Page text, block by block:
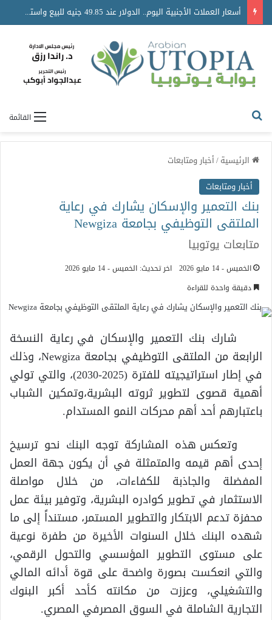
أسعار العملات الأجنبية اليوم.. الدولار عند 49.85 جنيه للبيع واستقرار حركة الصرف
القائمة
الرئيسية/أخبار ومتابعات
أخبار ومتابعات
بنك التعمير والإسكان يشارك في رعاية
الملتقى التوظيفي بجامعة Newgiza
متابعات يوتوبيا
الخميس - 14 مايو 2026
اخر تحديث: الخميس - 14 مايو 2026
دقيقة واحدة للقراءة
شارك بنك التعمير والإسكان في رعاية النسخة
الرابعة من الملتقى التوظيفي بجامعة Newgiza، وذلك
في إطار استراتيجيته
للفترة (2025-2030)، والتي تولي
أهمية قصوى لتطوير ثروته البشرية،وتمكين الشباب
باعتبارهم أحد أهم محركات النمو المستدام.
وتعكس هذه المشاركة توجه البنك نحو ترسيخ
إحدى أهم قيمه والمتمثلة في أن يكون جهة العمل
المفضلة والجاذبة للكفاءات، من خلال مواصلة
الاستثمار في تطوير كوادره البشرية، وتوفير بيئة عمل
محفزة تدعم الابتكار والتطوير المستمر، مستنداً إلى ما
شهده البنك خلال السنوات الأخيرة من طفرة نوعية
على مستوى التطوير المؤسسي والتحول الرقمي،
والتي انعكست بصورة واضحة على قوة أدائه المالي
والتشغيلي، وعززت من مكانته كأحد أكبر البنوك
التجارية الشاملة في السوق المصرفي المصري.